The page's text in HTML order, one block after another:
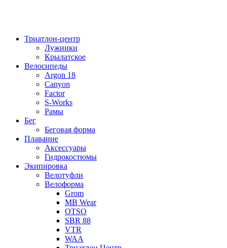
Триатлон-центр
Лужники
Крылатское
Велосипеды
Argon 18
Canyon
Factor
S-Works
Рамы
Бег
Беговая форма
Плавание
Аксессуары
Гидрокостюмы
Экипировка
Велотуфли
Велоформа
Grom
MB Wear
OTSO
SBR 88
VTR
WAA